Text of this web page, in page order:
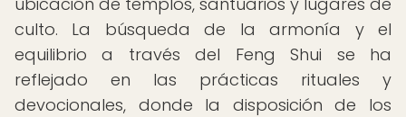
culto. La búsqueda de la armonía y el
equilibrio a través del Feng Shui se ha
reflejado en las prácticas rituales y
devocionales, donde la disposición de los